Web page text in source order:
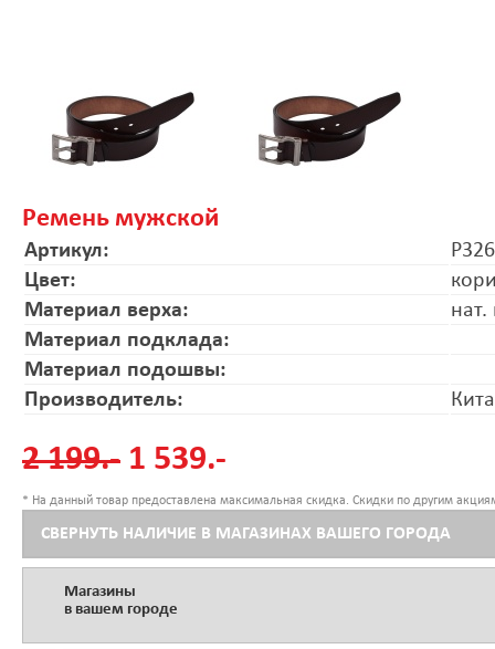
Ремень мужской
Артикул:
Цвет:
Материал верха:
Материал подклада:
Материал подошвы:
Производитель:
2 199.- 1 539.-
* На данный товар предоставлена максимальная скидка. Скидки по другим
СВЕРНУТЬ НАЛИЧИЕ В МАГАЗИНАХ ВАШЕГО ГОРОДА
Магазины
в вашем городе